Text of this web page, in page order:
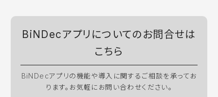
BiNDecアプリについてのお問合せは
こちら
BiNDecアプリの機能や導入に関するご相談を承ってお
ります。お気軽にお問い合わせください。